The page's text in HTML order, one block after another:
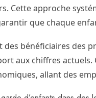
Cette approche
que chaque
des bénéficiaires des
aux chiffres
allant des